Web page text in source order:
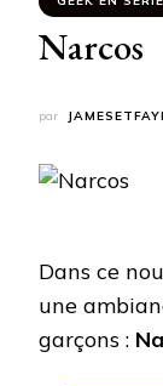
Narcos
par
Dans ce
une
garçons :